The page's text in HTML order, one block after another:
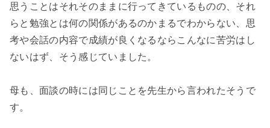
思うことはそれそのままに行ってきているものの、それ
らと勉強とは何の関係があるのかまるでわからない、思
考や会話の内容で成績が良くなるならこんなに苦労はし
ないはず、そう感じていました。
母も、面談の時には同じことを先生から言われたそうで
す。